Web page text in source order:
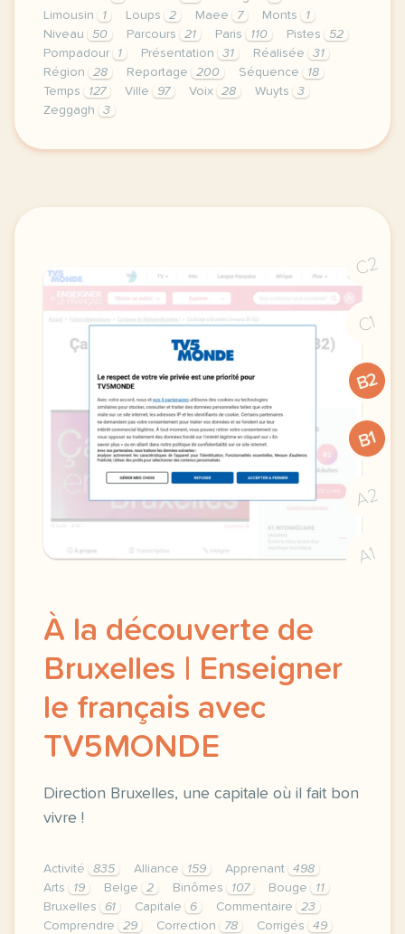
Limousin
1 Loups 2 Maee 7 Monts
1
Niveau
50 Parcours 21 Paris 110 Pistes
52
Pompadour
1 Présentation 31 Réalisée
31
Région
28 Reportage 200 Séquence
18
Temps
127 Ville 97 Voix 28 Wuyts
3
Zeggagh
3
le respect de votre vie privee est une priorite
C2
C1
B2
B1
A2
A1
À la découverte de
Bruxelles | Enseigner
le français avec
TV5MONDE
Direction Bruxelles, une capitale où il fait bon
vivre !
Activité 835 Alliance 159 Apprenant
498
Arts
19 Belge 2 Binômes 107 Bouge
11
Bruxelles
61 Capitale 6 Commentaire
23
Comprendre
29 Correction 78 Corrigés
49